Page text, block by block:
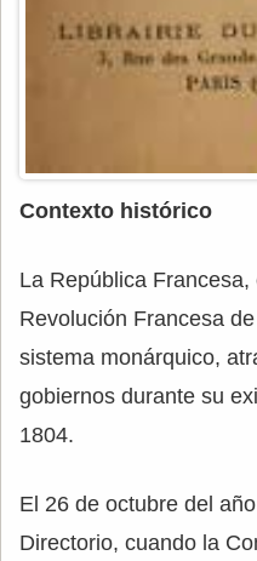
Contexto histórico
La República
Revolución Francesa
sistema monárquico,
gobiernos durante su
1804.
El 26 de octubre del
Directorio, cuando la